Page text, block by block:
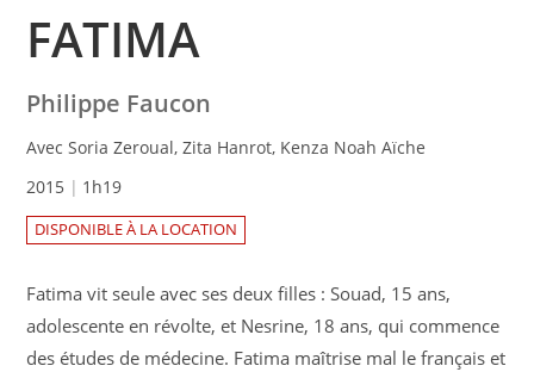
FATIMA
Philippe Faucon
Avec Soria Zeroual, Zita Hanrot, Kenza Noah Aïche
2015
1h19
DISPONIBLE À LA LOCATION
Fatima vit seule avec ses deux filles : Souad, 15 ans,
adolescente en révolte, et Nesrine, 18 ans, qui commence
des études de médecine. Fatima maîtrise mal le français et